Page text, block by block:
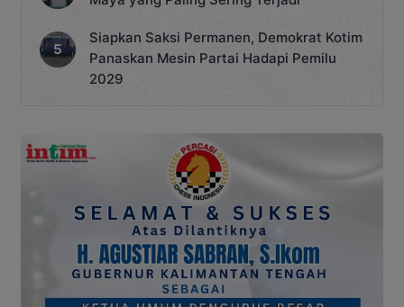
Siapkan Saksi Permanen, Demokrat Kotim
Panaskan Mesin Partai Hadapi Pemilu
2029